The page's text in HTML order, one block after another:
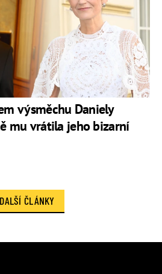
výsměchu Daniely
mu vrátila jeho bizarní
DALŠÍ ČLÁNKY